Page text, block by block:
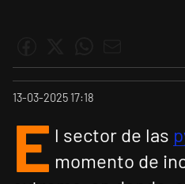
13-03-2025 17:18
E l sector de las
momento de